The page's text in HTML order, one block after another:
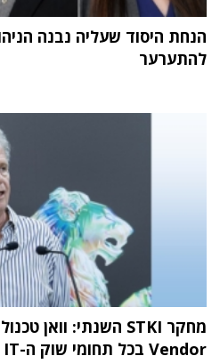
הנחת היסוד שעליה נבנה
להתערער
Vendor בכל תחומי שוק ה-IT